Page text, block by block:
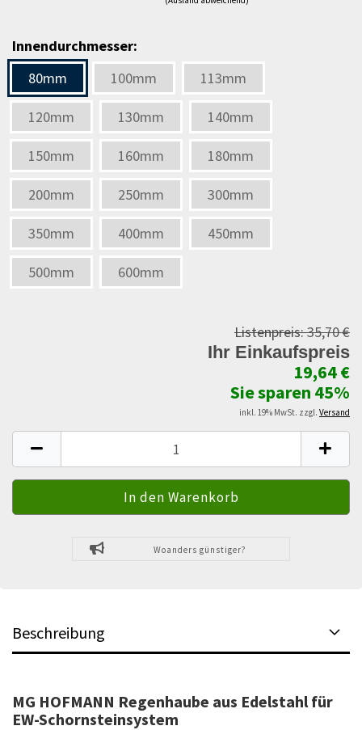
Innendurchmesser:
80mm
100mm 113mm
120mm 130mm 140mm
150mm 160mm 180mm
200mm 250mm 300mm
350mm 400mm 450mm
500mm 600mm
Listenpreis:35,70 €
Ihr Einkaufspreis
19,64 €
Sie sparen 45%
inkl. 19% MwSt. zzgl. Versand
Woanders günstiger?
Beschreibung
MG HOFMANN Regenhaube aus Edelstahl für
EW-Schornsteinsystem